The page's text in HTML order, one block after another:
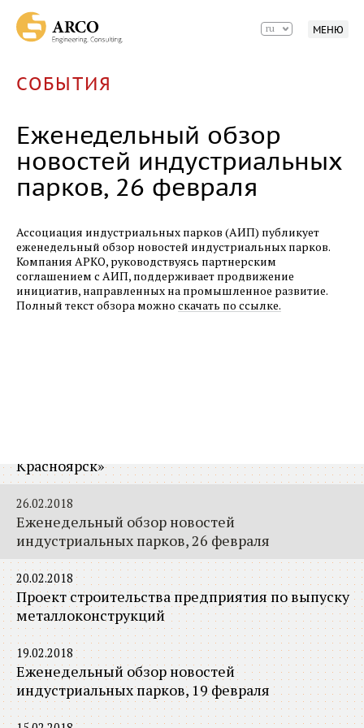
ru МЕНЮ
Вестник алюминиевой ассоциации, апрель
Вестник алюминиевой ассоциации, март
Еженедельный обзор новостей
индустриальных парков, 28 марта
19.03.2018
Еженедельный обзор новостей
12.03.2018
Еженедельный обзор новостей
индустриальных парков, 12 марта
Красноярск»
26.02.2018
Еженедельный обзор новостей
индустриальных парков, 26 февраля
20.02.2018
Проект строительства предприятия по выпуску
металлоконструкций
19.02.2018
Еженедельный обзор новостей
индустриальных парков, 19 февраля
СОБЫТИЯ
Еженедельный обзор
новостей индустриальных
парков, 26 февраля
Ассоциация индустриальных парков (АИП) публикует
еженедельный обзор новостей индустриальных парков.
Компания АРКО, руководствуясь партнерским
соглашением с АИП, поддерживает продвижение
инициатив, направленных на промышленное развитие.
Полный текст обзора можно скачать по ссылке.